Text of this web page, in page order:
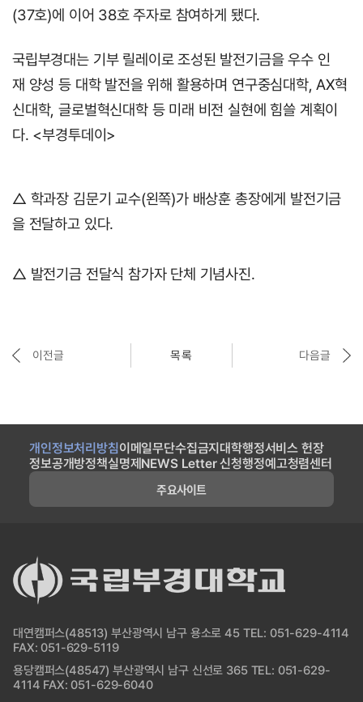
(37호)에 이어 38호 주자로 참여하게 됐다.
국립부경대는 기부 릴레이로 조성된 발전기금을 우수 인
재 양성 등 대학 발전을 위해 활용하며 연구중심대학, AX혁
신대학, 글로벌혁신대학 등 미래 비전 실현에 힘쓸 계획이
다. <부경투데이>
△ 학과장 김문기 교수(왼쪽)가 배상훈 총장에게 발전기금
을 전달하고 있다.
△ 발전기금 전달식 참가자 단체 기념사진.
이전글 목록 다음글
개인정보처리방침이메일무단수집금지대학행정서비스 헌장
정보공개방정책실명제NEWS Letter 신청행정예고청렴센터
주요사이트
대연캠퍼스(48513) 부산광역시 남구 용소로 45 TEL: 051-629-4114
FAX: 051-629-5119
용당캠퍼스(48547) 부산광역시 남구 신선로 365 TEL: 051-629-
4114 FAX: 051-629-6040